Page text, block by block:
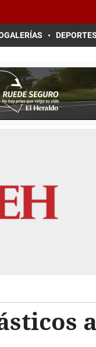
DEPORTES